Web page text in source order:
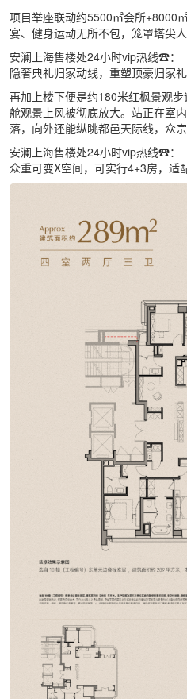
项目举座联动约5500㎡会所+8000
宴、健身运动无所不包，笼罩塔尖
安澜上海售楼处24小时vip热线☎：
隐奢典礼归家动线，重塑顶豪归家
再加上楼下便是约180米红枫景观
舱观景上风被彻底放大。站正在室
落，向外还能纵眺都邑天际线，众宗
安澜上海售楼处24小时vip热线☎：
众重可变X空间，可实行4+3房，适